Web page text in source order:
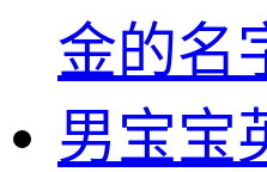
金的名
男宝宝